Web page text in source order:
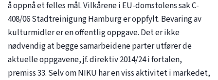
å oppnå et felles mål. Vilkårene i EU-domstolens sak C-
408/06 Stadtreinigung Hamburg er oppfylt. Bevaring av
kulturmidler er en offentlig oppgave. Det er ikke
nødvendig at begge samarbeidene parter utfører de
aktuelle oppgavene, jf. direktiv 2014/24 i fortalen,
premiss 33. Selv om NIKU har en viss aktivitet i markedet,